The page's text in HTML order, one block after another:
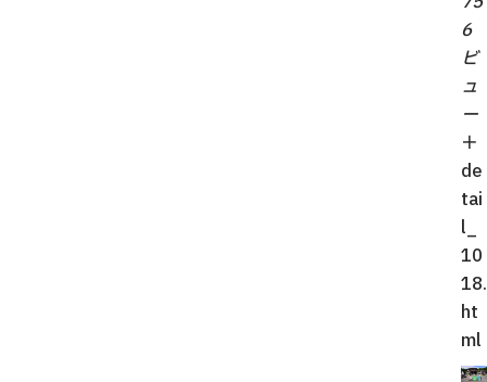
6
ビ
ュ
ー
＋
de
tai
l_
10
18.
ht
ml